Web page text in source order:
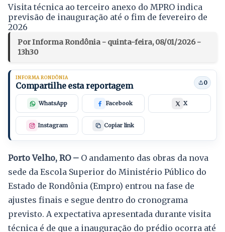
Visita técnica ao terceiro anexo do MPRO indica
previsão de inauguração até o fim de fevereiro de
2026
Por Informa Rondônia - quinta-feira, 08/01/2026 -
13h30
INFORMA RONDÔNIA
Compartilhe esta reportagem 0
WhatsApp Facebook X
Instagram Copiar link
Porto Velho, RO – O andamento das obras da nova
sede da Escola Superior do Ministério Público do
Estado de Rondônia (Empro) entrou na fase de
ajustes finais e segue dentro do cronograma
previsto. A expectativa apresentada durante visita
técnica é de que a inauguração do prédio ocorra até